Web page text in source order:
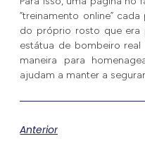
“treinamento online”
do próprio rosto que era
estátua de bombeiro real
maneira para
ajudam a manter a
Anterior